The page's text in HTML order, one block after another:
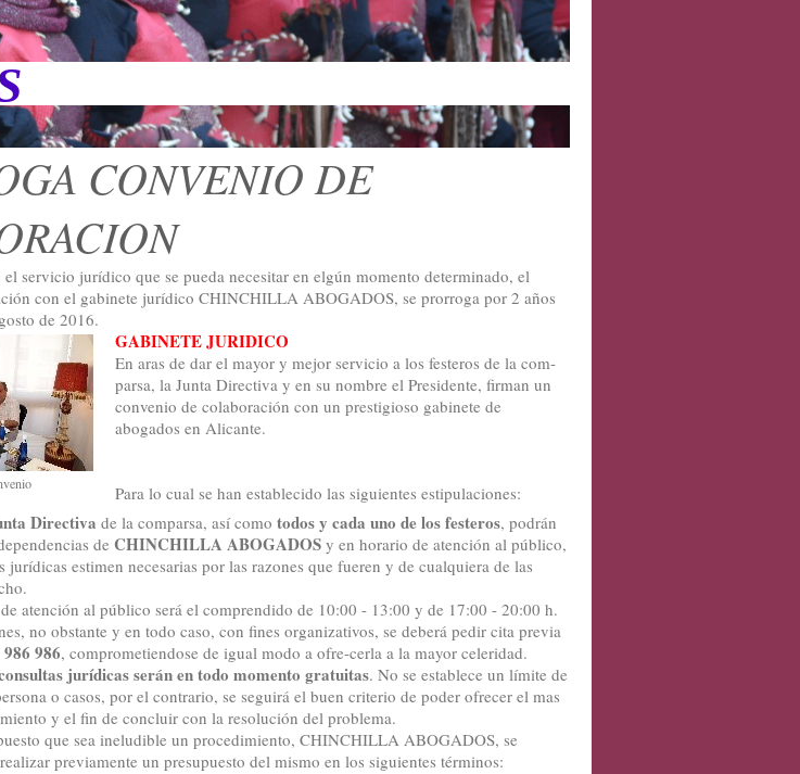
CONVENIO DE
el servicio jurídico que se pueda necesitar en elgún momento determinado, el
con el gabinete jurídico CHINCHILLA ABOGADOS, se prorroga por 2 años
de 2016.
GABINETE JURIDICO
En aras de dar el mayor y mejor servicio a los festeros de la com-
parsa, la Junta Directiva y en su nombre el Presidente, firman un
convenio de colaboración con un prestigioso gabinete de
abogados en Alicante.
Para lo cual se han establecido las siguientes estipulaciones:
Directiva de la comparsa, así comotodos y cada uno de los festeros, podrán
deCHINCHILLA ABOGADOS y en horario de atención al público,
jurídicas estimen necesarias por las razones que fueren y de cualquiera de las
atención al público será el comprendido de 10:00 - 13:00 y de 17:00 - 20:00 h.
no obstante y en todo caso, con fines organizativos, se deberá pedir cita previa
986, comprometiendose de igual modo a ofre-cerla a la mayor celeridad.
jurídicas serán en todo momento gratuitas. No se establece un límite de
o casos, por el contrario, se seguirá el buen criterio de poder ofrecer el mas
y el fin de concluir con la resolución del problema.
que sea ineludible un procedimiento, CHINCHILLA ABOGADOS, se
previamente un presupuesto del mismo en los siguientes términos: